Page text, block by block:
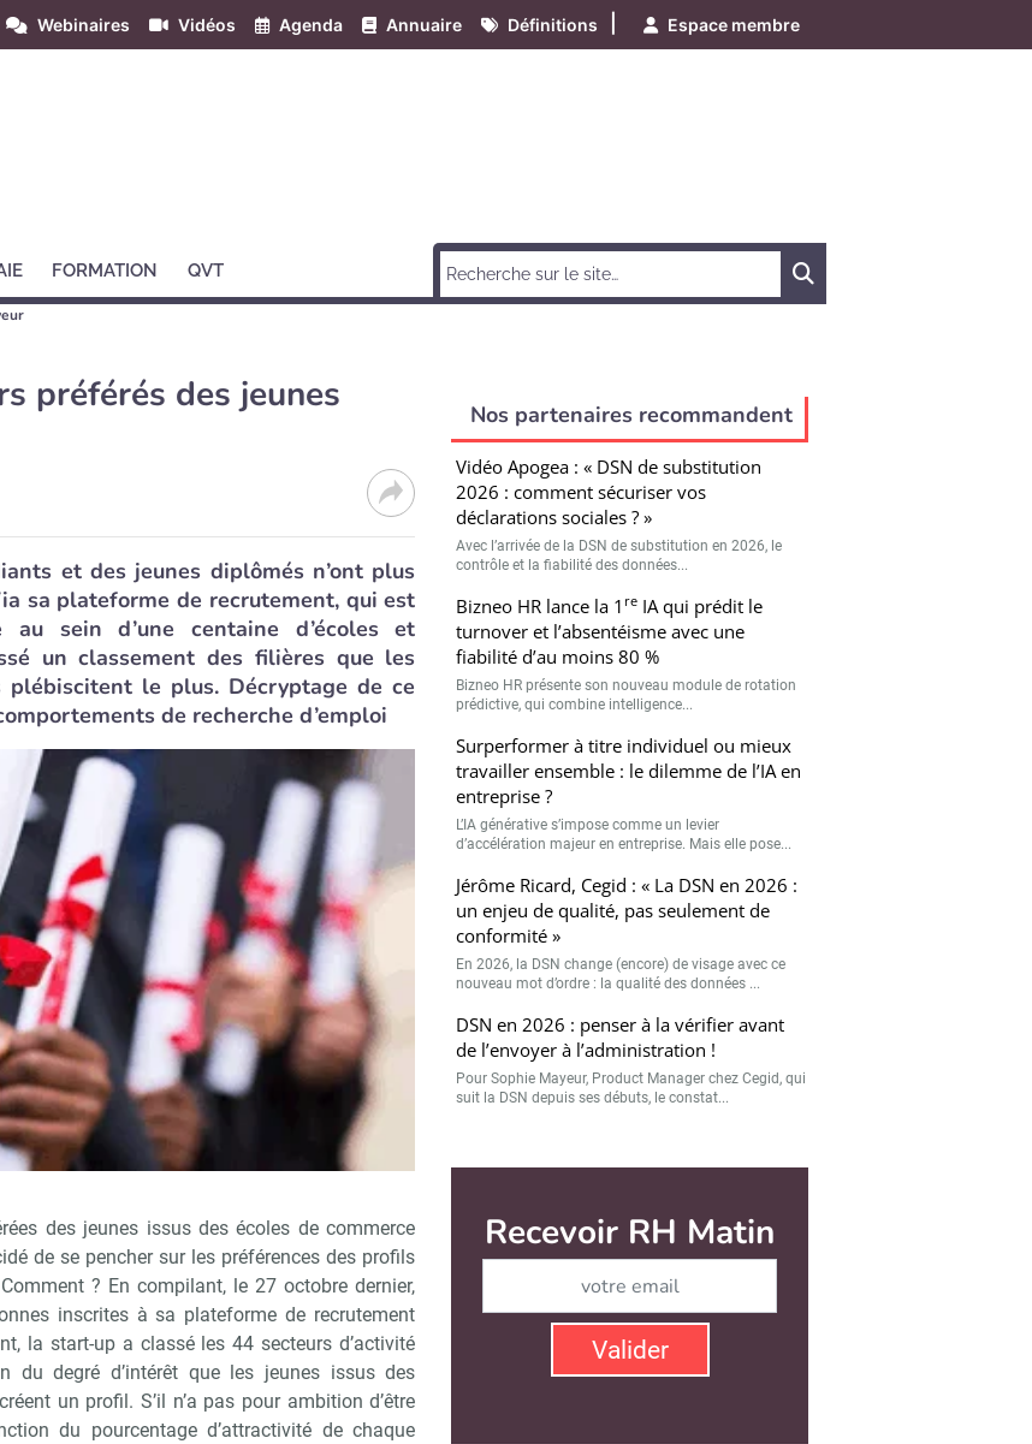
Webinaires Vidéos Agenda Annuaire Définitions Espace membre
FORMATION QVT
préférés des jeunes
et des jeunes diplômés n’ont plus
sa plateforme de recrutement, qui est
sein d’une centaine d’écoles et
un classement des filières que les
plébiscitent le plus. Décryptage de ce
de recherche d’emploi
des jeunes issus des écoles de commerce
de se pencher sur les préférences des profils
? En compilant, le 27 octobre dernier,
inscrites à sa plateforme de recrutement
la start-up a classé les 44 secteurs d’activité
du degré d’intérêt que les jeunes issus des
un profil. S’il n’a pas pour ambition d’être
du pourcentage d’attractivité de chaque
Nos partenaires recommandent
Vidéo Apogea : « DSN de substitution
2026 : comment sécuriser vos
déclarations sociales ? »
Avec l’arrivée de la DSN de substitution en 2026, le
contrôle et la fiabilité des données...
Bizneo HR lance la 1 reIA qui prédit le
turnover et l’absentéisme avec une
fiabilité d’au moins 80 %
Bizneo HR présente son nouveau module de rotation
prédictive, qui combine intelligence...
Surperformer à titre individuel ou mieux
travailler ensemble : le dilemme de l’IA en
entreprise ?
L’IA générative s’impose comme un levier
d’accélération majeur en entreprise. Mais elle pose...
Jérôme Ricard, Cegid : « La DSN en 2026 :
un enjeu de qualité, pas seulement de
conformité »
En 2026, la DSN change (encore) de visage avec ce
nouveau mot d’ordre : la qualité des données ...
DSN en 2026 : penser à la vérifier avant
de l’envoyer à l’administration !
Pour Sophie Mayeur, Product Manager chez Cegid, qui
suit la DSN depuis ses débuts, le constat...